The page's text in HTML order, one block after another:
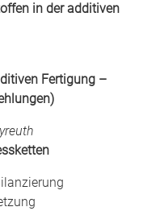
in der additiven
Fertigung –